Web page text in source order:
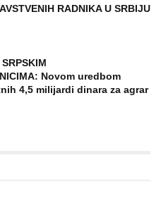
RADNIKA U SRBIJU
Novom uredbom
4,5 milijardi dinara za agrar